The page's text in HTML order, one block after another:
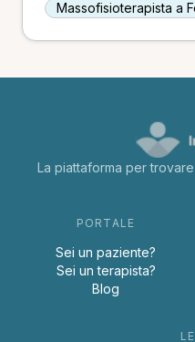
Massofisioterapista a
La piattaforma per
PORTALE
Sei un paziente?
Sei un terapista?
Blog